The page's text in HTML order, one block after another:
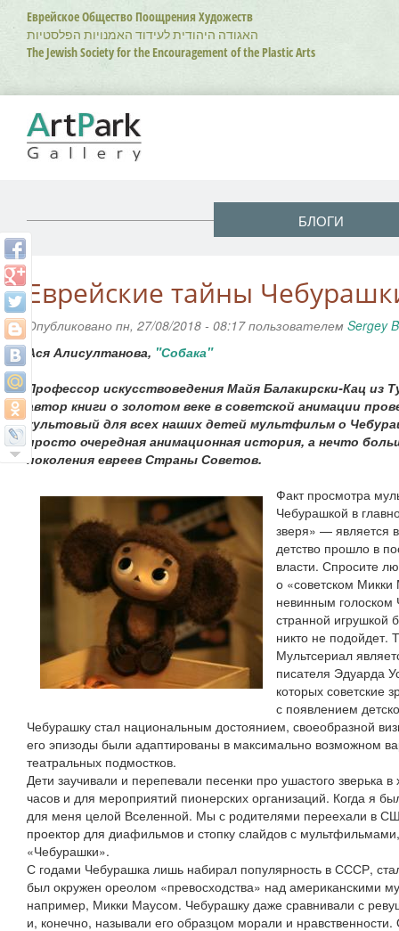
Перейти
основному
содержанию
Еврейское Общество Поощрения Художеств
האגודה היהודית לעידוד האמנויות הפלסטיות
The Jewish Society for the Encouragement of the Plastic Arts
БЛОГИ
Еврейские тайны
Опубликовано пн, 27/08/2018 - 08:17 пользователем Sergey
Ася Алисултанова, "Собака"
Профессор искусствоведения Майя Балакирски-Кац из
автор книги о золотом веке в советской анимации
культовый для всех наших детей мультфильм о
просто очередная анимационная история, а нечто
поколения евреев Страны Советов.
Факт просмотра
Чебурашкой в
зверя» — является
детство прошло в
власти. Спросите
о «советском Микки
невинным голоском
странной игрушкой
никто не подойдет.
Мультсериал
писателя Эдуарда
которых советские
с появлением
Чебурашку стал национальным достоянием, своеобразной
его эпизоды были адаптированы в максимально возможном
театральных подмостков.
Дети заучивали и перепевали песенки про ушастого зверька
часов и для мероприятий пионерских организаций. Когда я
для меня целой Вселенной. Мы с родителями переехали в
проектор для диафильмов и стопку слайдов с
«Чебурашки».
С годами Чебурашка лишь набирал популярность в СССР,
был окружен ореолом «превосходства» над американскими
например, Микки Маусом. Чебурашку даже сравнивали с
и, конечно, называли его образцом морали и